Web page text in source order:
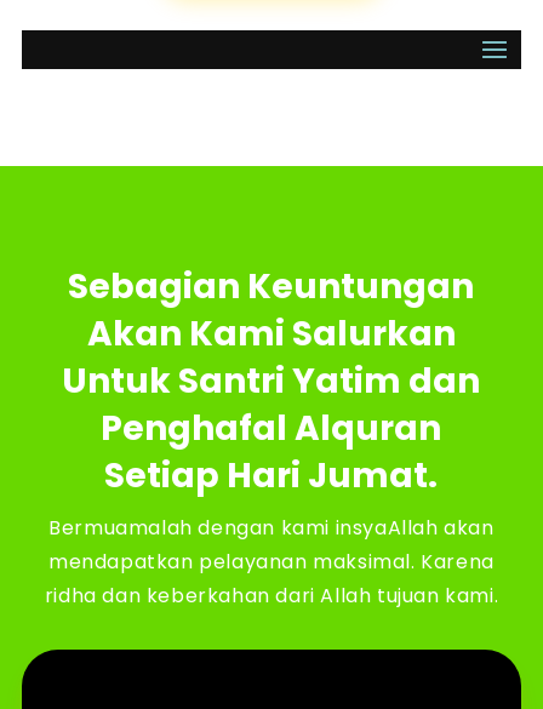
Sebagian Keuntungan
Akan Kami Salurkan
Untuk Santri Yatim dan
Penghafal Alquran
Setiap Hari Jumat.
Bermuamalah dengan kami insyaAllah akan
mendapatkan pelayanan maksimal. Karena
ridha dan keberkahan dari Allah tujuan kami.